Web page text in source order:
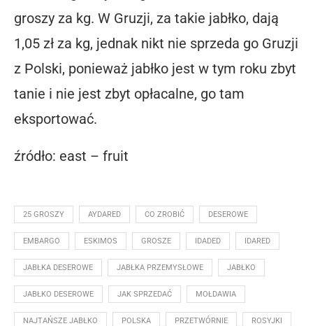
groszy za kg. W Gruzji, za takie jabłko, dają
1,05 zł za kg, jednak nikt nie sprzeda go Gruzji
z Polski, ponieważ jabłko jest w tym roku zbyt
tanie i nie jest zbyt opłacalne, go tam
eksportować.
źródło: east – fruit
25 GROSZY AYDARED CO ZROBIĆ DESEROWE
EMBARGO ESKIMOS GROSZE IDADED IDARED
JABŁKA DESEROWE JABŁKA PRZEMYSŁOWE JABŁKO
JABŁKO DESEROWE JAK SPRZEDAĆ MOŁDAWIA
NAJTAŃSZE JABŁKO POLSKA PRZETWÓRNIE ROSYJKI